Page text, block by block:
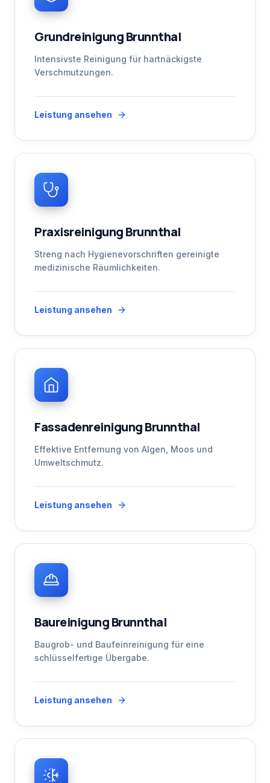
Grundreinigung Brunnthal
Intensivste Reinigung für hartnäckigste
Verschmutzungen.
Leistung ansehen
Praxisreinigung Brunnthal
Streng nach Hygienevorschriften gereinigte
medizinische Räumlichkeiten.
Leistung ansehen
Fassadenreinigung Brunnthal
Effektive Entfernung von Algen, Moos und
Umweltschmutz.
Leistung ansehen
Baureinigung Brunnthal
Baugrob- und Baufeinreinigung für eine
schlüsselfertige Übergabe.
Leistung ansehen